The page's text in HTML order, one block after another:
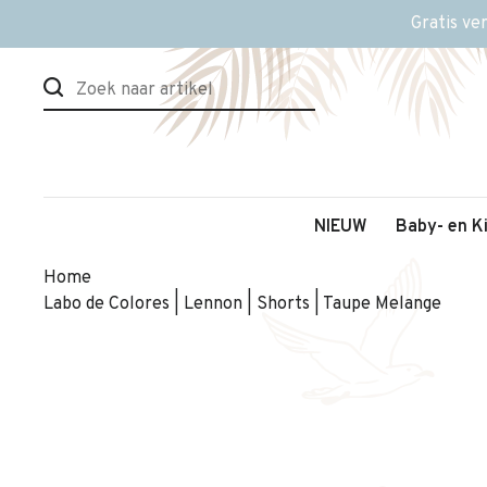
Gratis
NIEUW Baby- en
Home
Labo de Colores | Lennon | Shorts | Taupe Melange